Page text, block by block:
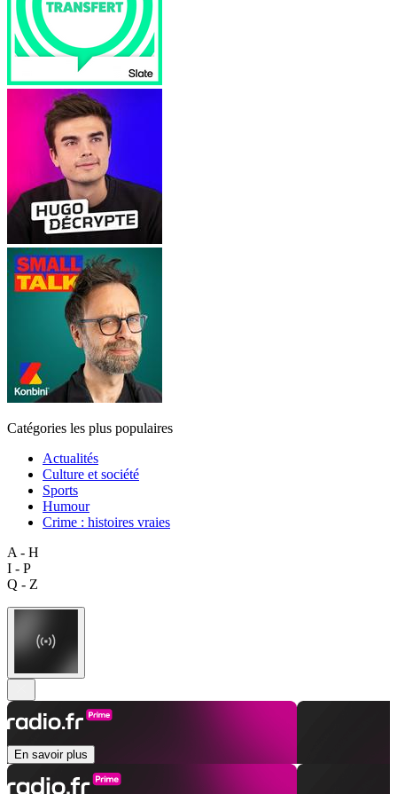
Catégories les plus populaires
Actualités
Culture et société
Sports
Humour
Crime : histoires vraies
A - H
I - P
Q - Z
En savoir plus